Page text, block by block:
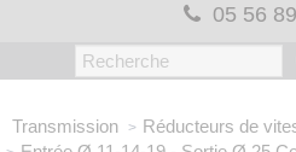
05 56
Transmission Réducteurs de